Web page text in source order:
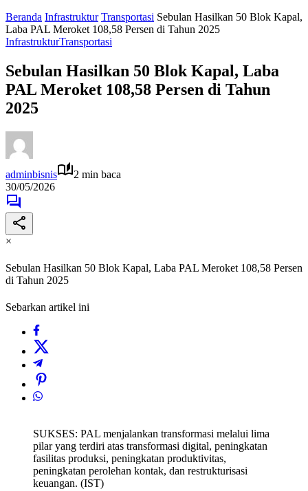
Beranda Infrastruktur Transportasi Sebulan Hasilkan 50 Blok Kapal,
Laba PAL Meroket 108,58 Persen di Tahun 2025
InfrastrukturTransportasi
Sebulan Hasilkan 50 Blok Kapal, Laba
PAL Meroket 108,58 Persen di Tahun
2025
adminbisnis
2 min baca
30/05/2026
×
Sebulan Hasilkan 50 Blok Kapal, Laba PAL Meroket 108,58 Persen
di Tahun 2025
Sebarkan artikel ini
SUKSES: PAL menjalankan transformasi melalui lima
pilar yang terdiri atas transformasi digital, peningkatan
fasilitas produksi, peningkatan produktivitas,
peningkatan perolehan kontak, dan restrukturisasi
keuangan. (IST)